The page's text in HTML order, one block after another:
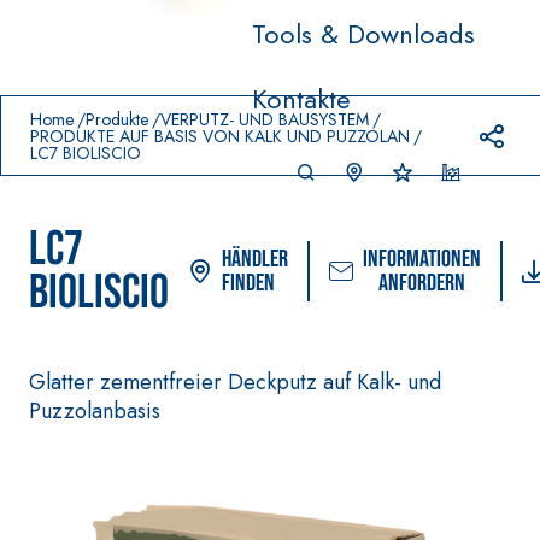
Tools & Downloads
Kontakte
Home Produkte VERPUTZ- UND BAUSYSTEM
PRODUKTE AUF BASIS VON KALK UND PUZZOLAN
LC7 BIOLISCIO
LC7
BIOLISCIO
Händler
finden
Informationen
anfordern
Glatter zementfreier Deckputz auf Kalk- und
Puzzolanbasis
Prodotti in primo piano
VERLEGESYSTEM FÜR
BODEN- UND
SSIGE DICHTSTOFFE
wasserbasierter